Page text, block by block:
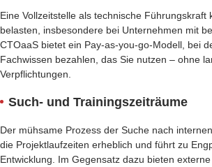
Eine Vollzeitstelle als technische Führungskraft
belasten, insbesondere bei Unternehmen mit
CTOaaS bietet ein Pay-as-you-go-Modell, bei
Fachwissen bezahlen, das Sie nutzen – ohne
Verpflichtungen.
Such- und Trainingszeiträume
Der mühsame Prozess der Suche nach
die Projektlaufzeiten erheblich und führt zu
Entwicklung. Im Gegensatz dazu bieten